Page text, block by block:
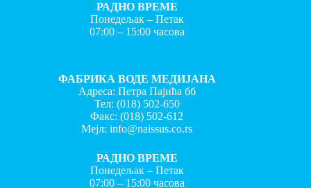
РАДНО ВРЕМЕ
Понедељак – Петак
07:00 – 15:00 часова
ФАБРИКА ВОДЕ МЕДИЈАНА
Адреса: Петра Пајића бб
Тел: (018) 502-650
Факс:(018) 502-612
Мејл:info@naissus.co.rs
РАДНО ВРЕМЕ
Понедељак – Петак
07:00 – 15:00 часова